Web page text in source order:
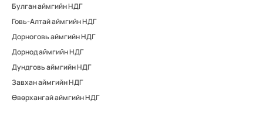
Булган аймгийн НДГ
Говь-Алтай аймгийн НДГ
Дорноговь аймгийн НДГ
Дорнод аймгийн НДГ
Дундговь аймгийн НДГ
Завхан аймгийн НДГ
Өвөрхангай аймгийн НДГ